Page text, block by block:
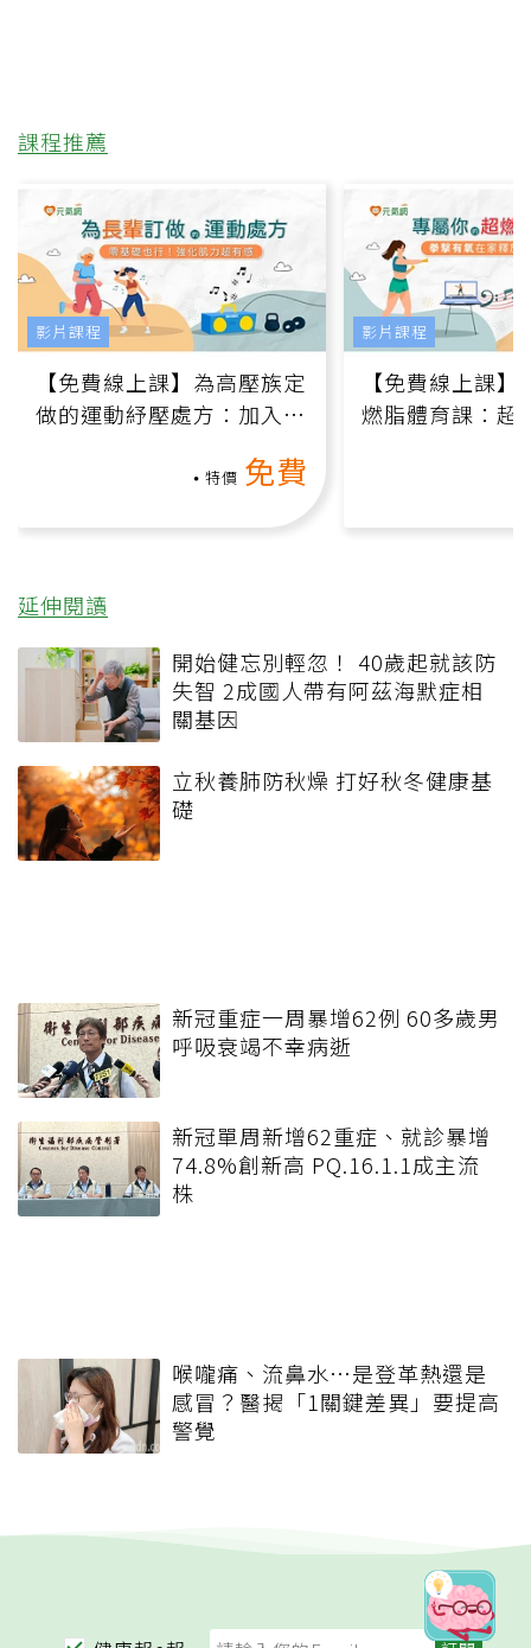
課程推薦
【免費線上課】為高壓族定
做的運動紓壓處方：加入行
特價 免費
影片課程
【免費線上課
燃脂體育課：超
影片課程
延伸閱讀
開始健忘別輕忽！ 40歲起就該防
失智 2成國人帶有阿茲海默症相
關基因
立秋養肺防秋燥 打好秋冬健康基
礎
新冠重症一周暴增62例 60多歲男
呼吸衰竭不幸病逝
新冠單周新增62重症、就診暴增
74.8%創新高 PQ.16.1.1成主流
株
喉嚨痛、流鼻水⋯是登革熱還是
感冒？醫揭「1關鍵差異」要提高
警覺